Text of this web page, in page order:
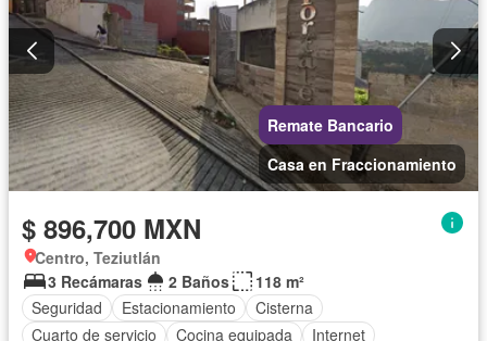
Remate Bancario
Casa en Fraccionamiento
$ 896,700 MXN
Centro, Teziutlán
3 Recámaras
2 Baños
118 m²
Seguridad
Estacionamiento
Cisterna
Cuarto de servicio
Cocina equipada
Internet